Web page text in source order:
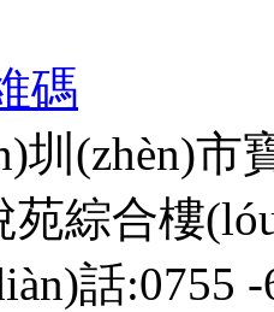
碼
圳(zhèn)
綜合樓
話:0755 -